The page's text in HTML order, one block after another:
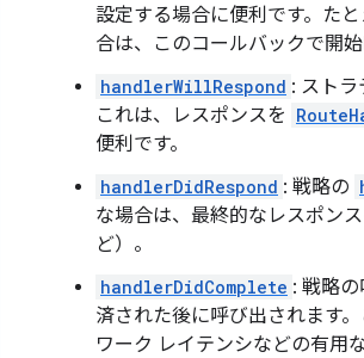
設定する場合に便利です。た
合は、このコールバックで開始
handlerWillRespond : ストラ
これは、レスポンスを
便利です。
handlerDidRespond : 戦略の
な場合は、最終的なレスポン
ど）。
handlerDidComplete : 戦略
済された後に呼び出されます
ワーク レイテンシなどの有用